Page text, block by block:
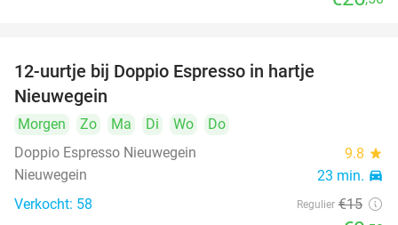
12-uurtje bij Doppio Espresso in hartje
Nieuwegein
Morgen Zo Ma Di Wo
Do
Doppio Espresso Nieuwegein
9.8 star
Nieuwegein 23 min. directions_car
Verkocht: 58 Regulier €15